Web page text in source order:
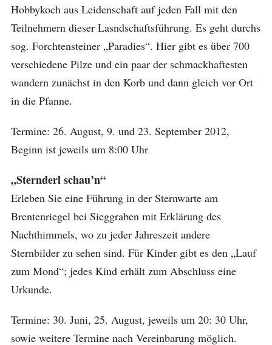
Hobbykoch aus Leidenschaft auf jeden Fall mit den
Teilnehmern dieser Lasndschaftsführung. Es geht durchs
sog. Forchtensteiner „Paradies“. Hier gibt es über 700
verschiedene Pilze und ein paar der schmackhaftesten
wandern zunächst in den Korb und dann gleich vor Ort
in die Pfanne.
Termine: 26. August, 9. und 23. September 2012,
Beginn ist jeweils um 8:00 Uhr
„Sternderl schau’n“
Erleben Sie eine Führung in der Sternwarte am
Brentenriegel bei Sieggraben mit Erklärung des
Nachthimmels, wo zu jeder Jahreszeit andere
Sternbilder zu sehen sind. Für Kinder gibt es den „Lauf
zum Mond“; jedes Kind erhält zum Abschluss eine
Urkunde.
Termine: 30. Juni, 25. August, jeweils um 20: 30 Uhr,
sowie weitere Termine nach Vereinbarung möglich.